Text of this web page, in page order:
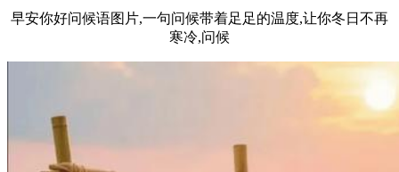
早安你好问候语图片,一句问候带着足足的温度,让你冬日不再
寒冷,问候